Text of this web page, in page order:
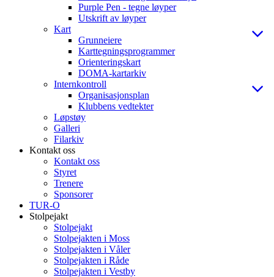
Purple Pen - tegne løyper
Utskrift av løyper
Kart
Grunneiere
Karttegningsprogrammer
Orienteringskart
DOMA-kartarkiv
Internkontroll
Organisasjonsplan
Klubbens vedtekter
Løpstøy
Galleri
Filarkiv
Kontakt oss
Kontakt oss
Styret
Trenere
Sponsorer
TUR-O
Stolpejakt
Stolpejakt
Stolpejakten i Moss
Stolpejakten i Våler
Stolpejakten i Råde
Stolpejakten i Vestby